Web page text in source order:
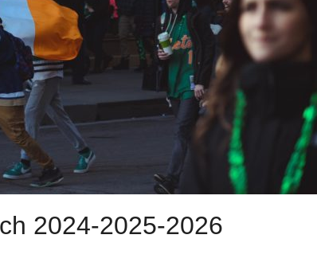
2024-2025-2026